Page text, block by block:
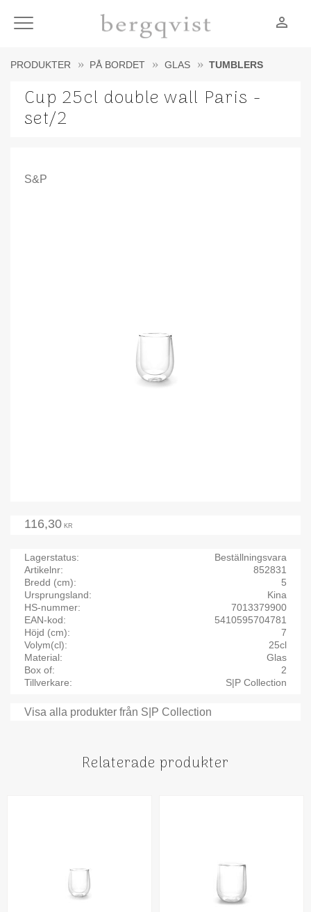
Meny person_outline
PRODUKTER PÅ BORDET GLAS TUMBLERS
Cup 25cl double wall Paris -
set/2
S&P
116,30 KR
Lagerstatus
Beställningsvara
Artikelnr
852831
Bredd (cm)
5
Ursprungsland
Kina
HS-nummer
7013379900
EAN-kod
5410595704781
Höjd (cm)
7
Volym(cl)
25cl
Material
Glas
Box of
2
Tillverkare
S|P Collection
Visa alla produkter från S|P Collection
Relaterade produkter